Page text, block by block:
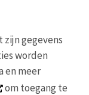
gegevens
worden
en meer
om toegang te